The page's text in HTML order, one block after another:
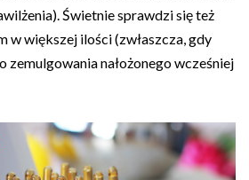
Świetnie sprawdzi się też
w większej ilości (zwłaszcza, gdy
zemulgowania nałożonego wcześniej